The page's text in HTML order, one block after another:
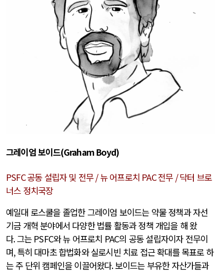
그레이엄 보이드(Graham Boyd)
PSFC공동 설립자 및 전무/뉴 어프로치 PAC전무 /닥터 브로
너스 정치국장
예일대 로스쿨을 졸업한 그레이엄 보이드는 약물 정책과 자선
기금 개혁 분야에서 다양한 법률 활동과 정책 개입을 해 왔
다.그는 PSFC와 뉴 어프로치 PAC의 공동 설립자이자 전무이
며,특히 대마초 합법화와 실로시빈 치료 접근 확대를 목표로 하
는 주 단위 캠페인을 이끌어왔다.보이드는 부유한 자산가들과